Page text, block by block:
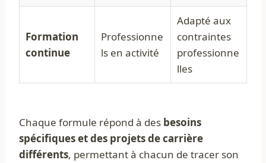
Formation
continue
Professionne
ls en activité
Adapté aux
contraintes
professionne
lles
Chaque formule répond à des besoins
spécifiques et des projets de carrière
différents, permettant à chacun de tracer son